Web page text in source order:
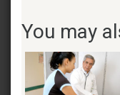
You may